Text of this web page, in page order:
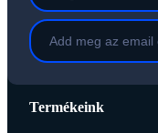
Termékeink